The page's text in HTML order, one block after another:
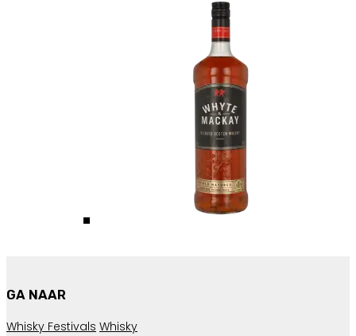
GA NAAR
Whisky Festivals Whisky